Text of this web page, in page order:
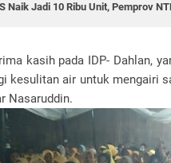
Naik Jadi 10 Ribu Unit, Pemprov
kasih pada IDP- Dahlan,
kesulitan air untuk mengairi
Nasaruddin.